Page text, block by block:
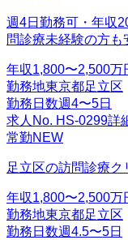
週4日勤務可・年収
問診療未経験の方
年収1,800〜2,500万
勤務地東京都足立区
勤務日数週4〜5日
求人No. HS-0299詳
常勤NEW
足立区の訪問診療
年収1,800〜2,500万
勤務地東京都足立区
勤務日数週4.5〜5日